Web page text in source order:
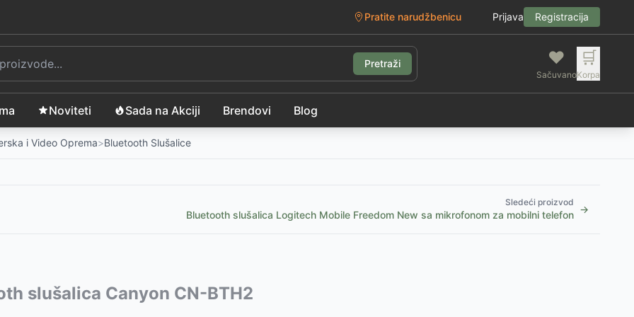
Pratite narudžbenicu Prijava Registracija
Pretraži ❤️
Sačuvano
🛒
Korpa
Noviteti Sada na Akciji Brendovi Blog
i Video Oprema>Bluetooth Slušalice
Sledeći proizvod
Bluetooth slušalica Logitech Mobile Freedom New sa mikrofonom za mobilni telefon →
4360RSD
slušalica Canyon CN-BTH2